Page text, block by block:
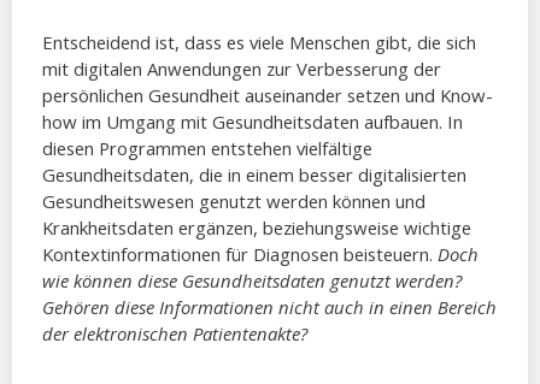
Entscheidend ist, dass es viele Menschen gibt, die sich
mit digitalen Anwendungen zur Verbesserung der
persönlichen Gesundheit auseinander setzen und Know-
how im Umgang mit Gesundheitsdaten aufbauen. In
diesen Programmen entstehen vielfältige
Gesundheitsdaten, die in einem besser digitalisierten
Gesundheitswesen genutzt werden können und
Krankheitsdaten ergänzen, beziehungsweise wichtige
Kontextinformationen für Diagnosen beisteuern. Doch
wie können diese Gesundheitsdaten genutzt werden?
Gehören diese Informationen nicht auch in einen Bereich
der elektronischen Patientenakte?